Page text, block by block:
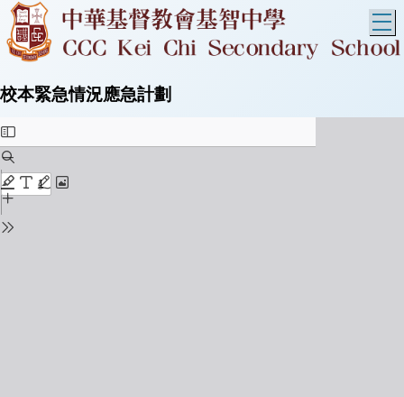
校本緊急情況應急計劃